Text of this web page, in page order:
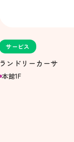
サービス
ランドリーカーサ
本館1F